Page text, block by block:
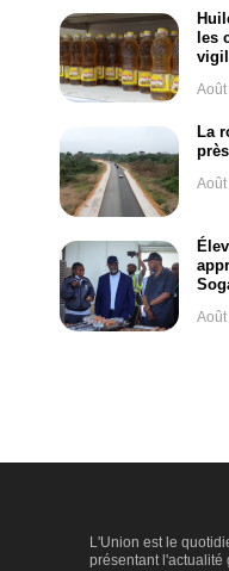
les
La
L'Union est le
présentant l'actualité